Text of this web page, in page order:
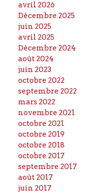
avril 2026
Décembre 2025
juin 2025
avril 2025
Décembre 2024
août 2024
juin 2023
octobre 2022
septembre 2022
mars 2022
novembre 2021
octobre 2021
octobre 2019
octobre 2018
octobre 2017
septembre 2017
août 2017
juin 2017